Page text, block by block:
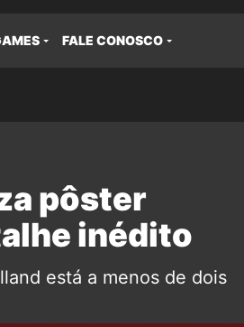
FALE CONOSCO
pôster
inédito
está a menos de dois